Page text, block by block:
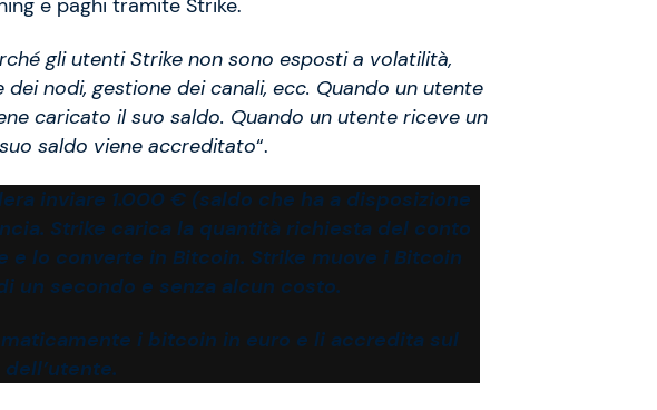
e paghi tramite Strike.
gli utenti Strike non sono esposti a volatilità,
nodi, gestione dei canali, ecc. Quando un utente
caricato il suo saldo. Quando un utente riceve un
saldo viene accreditato“.
inviare 1.000 € (saldo che ha a disposizione
Strike carica la quantità richiesta del conto
lo converte in Bitcoin. Strike muove i Bitcoin
un secondo e senza alcun costo.
i bitcoin in euro e li accredita sul